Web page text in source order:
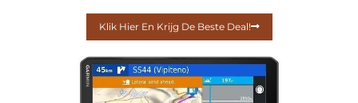
Klik Hier En Krijg De Beste Deal!